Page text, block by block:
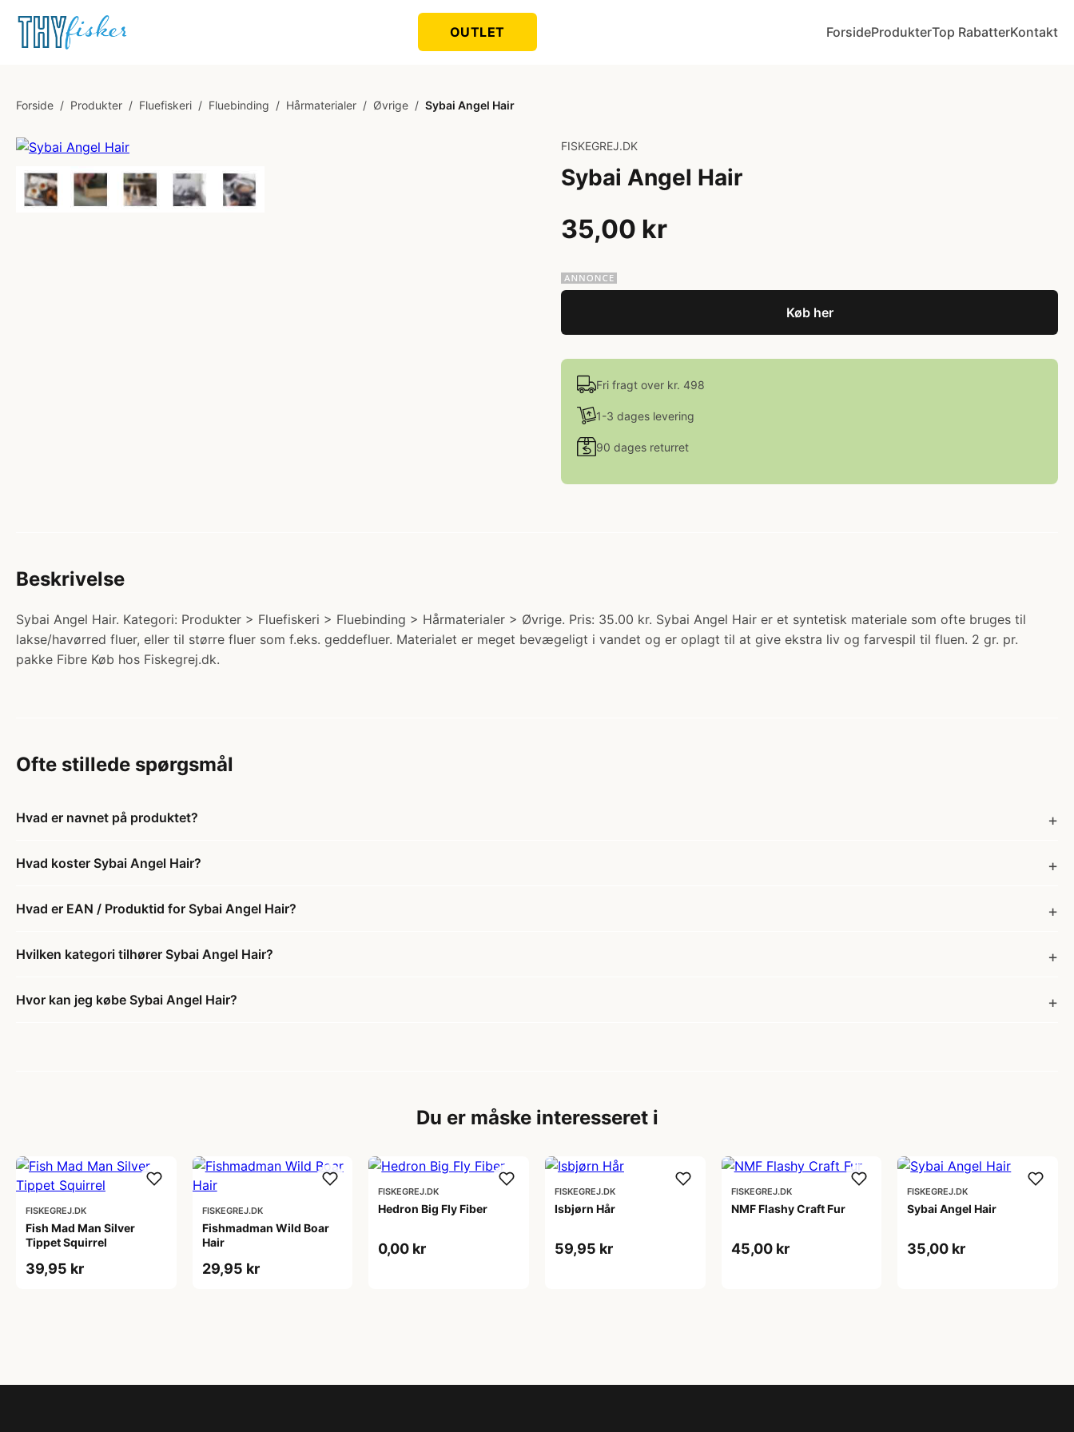
OUTLET ForsideProdukterTop RabatterKontakt
Forside / Produkter / Fluefiskeri / Fluebinding / Hårmaterialer / Øvrige / Sybai Angel Hair
FISKEGREJ.DK
Sybai Angel Hair
35,00 kr
Køb her
Fri fragt over kr. 498
1-3 dages levering
90 dages returret
Beskrivelse
Sybai Angel Hair. Kategori: Produkter > Fluefiskeri > Fluebinding > Hårmaterialer > Øvrige. Pris: 35.00 kr. Sybai Angel Hair er et syntetisk materiale som ofte bruges til
lakse/havørred fluer, eller til større fluer som f.eks. geddefluer. Materialet er meget bevægeligt i vandet og er oplagt til at give ekstra liv og farvespil til fluen. 2 gr. pr.
pakke Fibre Køb hos Fiskegrej.dk.
Ofte stillede spørgsmål
Hvad er navnet på produktet?
Hvad koster Sybai Angel Hair?
Hvad er EAN / Produktid for Sybai Angel Hair?
Hvilken kategori tilhører Sybai Angel Hair?
Hvor kan jeg købe Sybai Angel Hair?
Du er måske interesseret i
FISKEGREJ.DK
Fish Mad Man Silver
Tippet Squirrel
39,95 kr
FISKEGREJ.DK
Fishmadman Wild Boar
Hair
29,95 kr
FISKEGREJ.DK
Hedron Big Fly Fiber
0,00 kr
FISKEGREJ.DK
Isbjørn Hår
59,95 kr
FISKEGREJ.DK
NMF Flashy Craft Fur
45,00 kr
FISKEGREJ.DK
Sybai Angel Hair
35,00 kr